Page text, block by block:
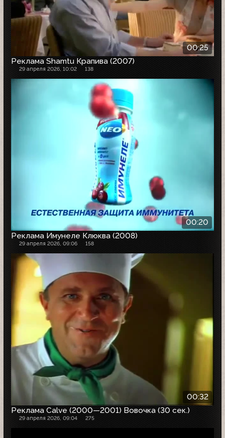
00:25
Реклама Shamtu Крапива (2007)
29 апреля 2026, 10:02 138
00:20
Реклама Имунеле Клюква (2008)
29 апреля 2026, 09:06 158
00:32
Реклама Calve (2000—2001) Вовочка (30 сек.)
29 апреля 2026, 09:04 275